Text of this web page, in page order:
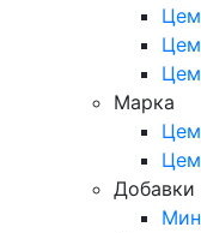
Марка
Добавки